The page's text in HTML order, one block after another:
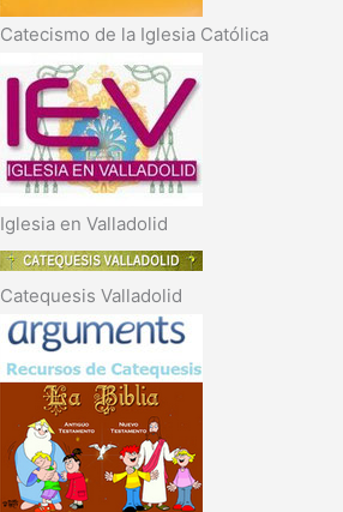
Catecismo de la Iglesia Católica
Iglesia en Valladolid
Catequesis Valladolid